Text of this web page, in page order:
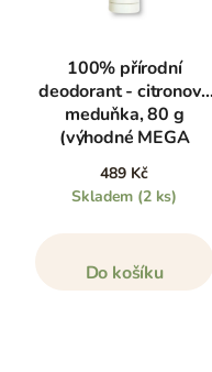
100% přírodní
deodorant - citronová
meduňka, 80 g
(výhodné MEGA
balení)
489 Kč
Skladem (2 ks)
Do košíku